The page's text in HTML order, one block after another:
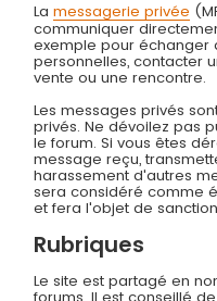
Lamessagerie privée
communiquer
exemple pour échanger
personnelles, contacter
vente ou une rencontre.
Les messages privés
privés. Ne dévoilez pas
le forum. Si vous êtes
message reçu,
harassement d'autres
sera considéré comme
et fera l'objet de
Rubriques
Le site est partagé en